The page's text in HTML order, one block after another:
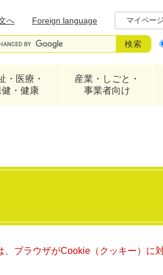
へ
Foreign language マイページ
・医療・
健・健康
産業・しごと・
事業者向け
ブラウザがCookie（クッキー）に